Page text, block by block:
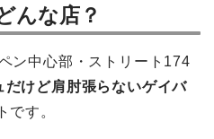
んな店？
ン中心部・ストリート174
だけど肩肘張らないゲイバ
です。